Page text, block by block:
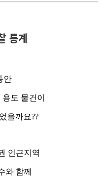
통계
안
도 물건이
을까요??
인근지역
와 함께